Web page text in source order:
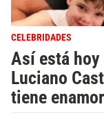
CELEBRIDADES
Así está hoy
Luciano
tiene